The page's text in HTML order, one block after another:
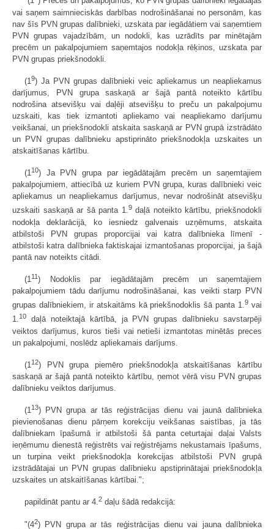
vai saņem saimnieciskās darbības nodrošināšanai no personām, kas
nav šīs PVN grupas dalībnieki, uzskata par iegādātiem vai saņemtiem
PVN grupas vajadzībām, un nodokli, kas uzrādīts par minētajām
precēm un pakalpojumiem saņemtajos nodokļa rēķinos, uzskata par
PVN grupas priekšnodokli.
(19) Ja PVN grupas dalībnieki veic apliekamus un neapliekamus
darījumus, PVN grupa saskaņā ar šajā pantā noteikto kārtību
nodrošina atsevišķu vai daļēji atsevišķu to preču un pakalpojumu
uzskaiti, kas tiek izmantoti apliekamo vai neapliekamo darījumu
veikšanai, un priekšnodokli atskaita saskaņā ar PVN grupā izstrādāto
un PVN grupas dalībnieku apstiprināto priekšnodokļa uzskaites un
atskaitīšanas kārtību.
(110) Ja PVN grupa par iegādātajām precēm un saņemtajiem
pakalpojumiem, attiecībā uz kuriem PVN grupa, kuras dalībnieki veic
apliekamus un neapliekamus darījumus, nevar nodrošināt atsevišķu
uzskaiti saskaņā ar šā panta 1.9daļā noteikto kārtību, priekšnodokli
nodokļa deklarācijā, ko iesniedz galvenais uzņēmums, atskaita
atbilstoši PVN grupas proporcijai vai katra dalībnieka līmenī -
atbilstoši katra dalībnieka faktiskajai izmantošanas proporcijai, ja šajā
pantā nav noteikts citādi.
(111) Nodoklis par iegādātajām precēm un saņemtajiem
pakalpojumiem tādu darījumu nodrošināšanai, kas veikti starp PVN
grupas dalībniekiem, ir atskaitāms kā priekšnodoklis šā panta 1.9 vai
1.10
daļā noteiktajā kārtībā, ja PVN grupas dalībnieku savstarpēji
veiktos darījumus, kuros tieši vai netieši izmantotas minētās preces
un pakalpojumi, noslēdz apliekamais darījums.
(112) PVN grupa piemēro priekšnodokļa atskaitīšanas kārtību
saskaņā ar šajā pantā noteikto kārtību, ņemot vērā visu PVN grupas
dalībnieku veiktos darījumus.
(113) PVN grupa ar tās reģistrācijas dienu vai jaunā dalībnieka
pievienošanas dienu pārņem korekciju veikšanas saistības, ja tās
dalībniekam īpašumā ir atbilstoši šā panta ceturtajai daļai Valsts
ieņēmumu dienestā reģistrēts vai reģistrējams nekustamais īpašums,
un turpina veikt priekšnodokļa korekcijas atbilstoši PVN grupā
izstrādātajai un PVN grupas dalībnieku apstiprinātajai priekšnodokļa
uzskaites un atskaitīšanas kārtībai.";
papildināt pantu ar 4.2 daļu šādā redakcijā:
"(42) PVN grupa ar tās reģistrācijas dienu vai jauna dalībnieka